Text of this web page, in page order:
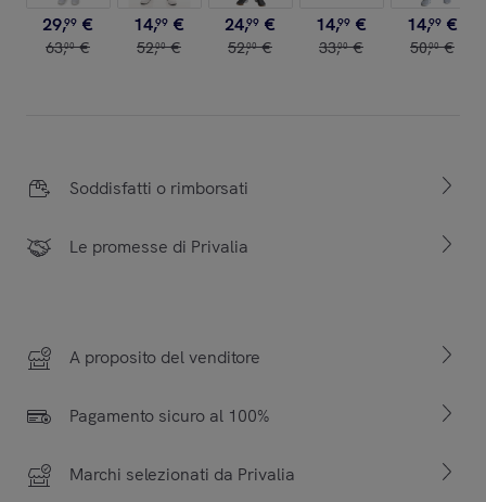
29,99 €
63,00 €
14,99 €
52,00 €
24,99 €
52,00 €
14,99 €
33,00 €
14,99 €
50,00 €
Soddisfatti o rimborsati
Le promesse di Privalia
A proposito del venditore
Pagamento sicuro al 100%
Marchi selezionati da Privalia